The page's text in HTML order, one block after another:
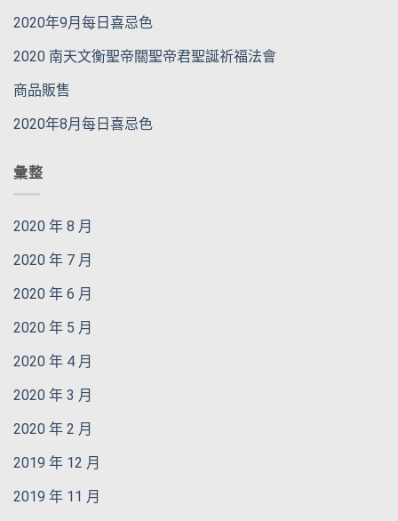
2020年9月每日喜忌色
2020 南天文衡聖帝關聖帝君聖誕祈福法會
商品販售
2020年8月每日喜忌色
彙整
2020 年 8 月
2020 年 7 月
2020 年 6 月
2020 年 5 月
2020 年 4 月
2020 年 3 月
2020 年 2 月
2019 年 12 月
2019 年 11 月